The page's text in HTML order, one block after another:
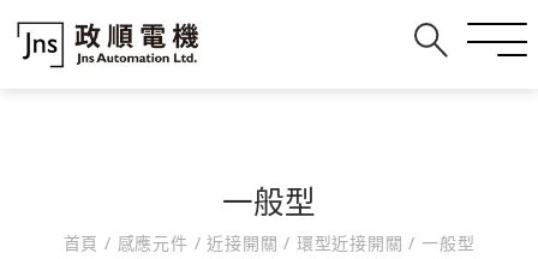
一般型
首頁 / 感應元件 / 近接開關/ 環型近接開關/ 一般型